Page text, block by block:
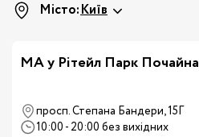
Місто:Київ
МА у Рітейл Парк Почайна
просп. Степана Бандери, 15Г
10:00 - 20:00 без вихідних